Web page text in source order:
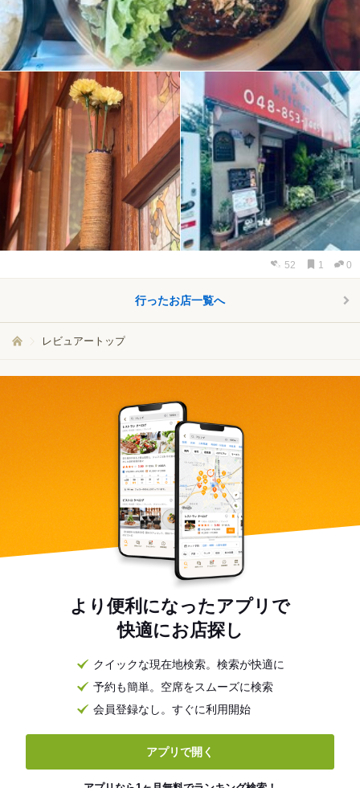
52 1 0
行ったお店一覧へ
レビュアートップ
より便利になったアプリで
快適にお店探し
クイックな現在地検索。検索が快適に
予約も簡単。空席をスムーズに検索
会員登録なし。すぐに利用開始
アプリで開く